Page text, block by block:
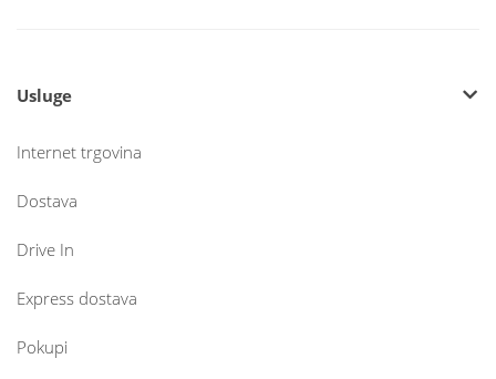
Usluge
Internet trgovina
Dostava
Drive In
Express dostava
Pokupi